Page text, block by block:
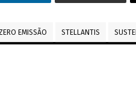
EMISSÃO STELLANTIS